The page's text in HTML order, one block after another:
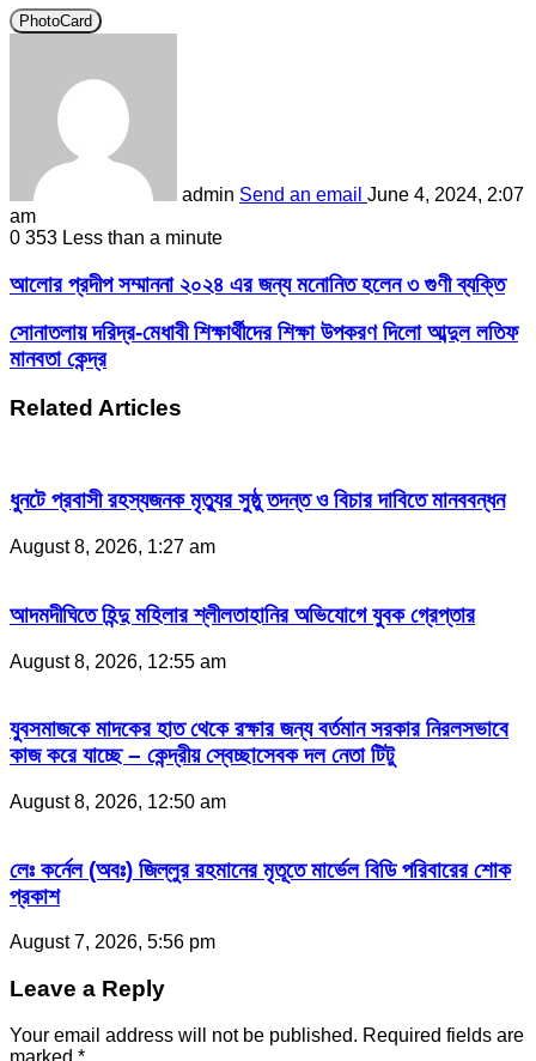
PhotoCard
admin Send an email June 4, 2024, 2:07
am
0 353 Less than a minute
আলোর প্রদীপ সম্মাননা ২০২৪ এর জন্য মনোনিত হলেন ৩ গুণী ব্যক্তি
সোনাতলায় দরিদ্র-মেধাবী শিক্ষার্থীদের শিক্ষা উপকরণ দিলো আব্দুল লতিফ
মানবতা কেন্দ্র
Related Articles
ধুনটে প্রবাসী রহস্যজনক মৃত্যুর সুষ্ঠু তদন্ত ও বিচার দাবিতে মানববন্ধন
August 8, 2026, 1:27 am
আদমদীঘিতে হিন্দু মহিলার শ্লীলতাহানির অভিযোগে যুবক গ্রেপ্তার
August 8, 2026, 12:55 am
যুবসমাজকে মাদকের হাত থেকে রক্ষার জন্য বর্তমান সরকার নিরলসভাবে
কাজ করে যাচ্ছে – কেন্দ্রীয় স্বেচ্ছাসেবক দল নেতা টিটু
August 8, 2026, 12:50 am
লেঃ কর্নেল (অবঃ) জিল্লুর রহমানের মৃতূতে মার্ভেল বিডি পরিবারের শোক
প্রকাশ
August 7, 2026, 5:56 pm
Leave a Reply
Your email address will not be published. Required fields are
marked *